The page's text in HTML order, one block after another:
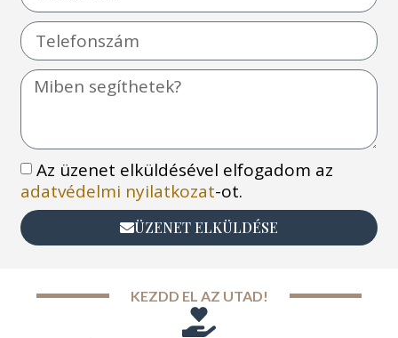
Az üzenet elküldésével elfogadom az
adatvédelmi nyilatkozat-ot.
ÜZENET ELKÜLDÉSE
KEZDD EL AZ UTAD!